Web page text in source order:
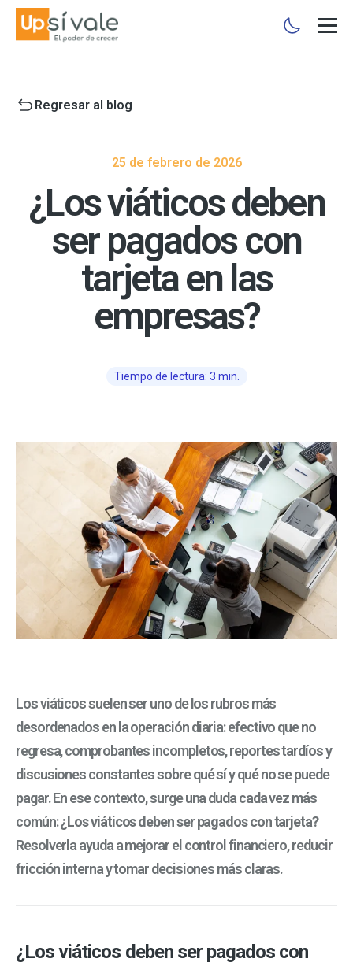
Regresar al blog
25 de febrero de 2026
¿Los viáticos deben
ser pagados con
tarjeta en las
empresas?
Tiempo de lectura: 3 min.
Los viáticos suelen ser uno de los rubros más
desordenados en la operación diaria: efectivo que no
regresa, comprobantes incompletos, reportes tardíos y
discusiones constantes sobre qué sí y qué no se puede
pagar. En ese contexto, surge una duda cada vez más
común:¿Los viáticos deben ser pagados con tarjeta?
Resolverla ayuda a mejorar el control financiero, reducir
fricción interna y tomar decisiones más claras.
¿Los viáticos deben ser pagados con